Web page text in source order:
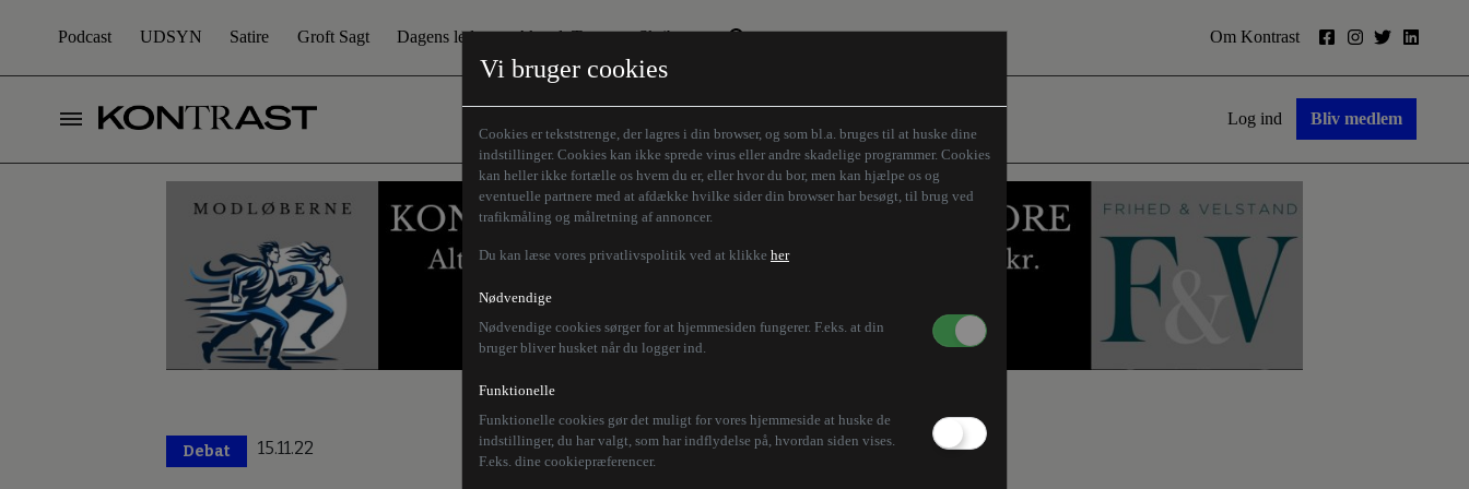
Vi bruger cookies
Cookies er tekststrenge, der lagres i din browser, og som bl.a. bruges til at huske dine
indstillinger. Cookies kan ikke sprede virus eller andre skadelige programmer. Cookies
kan heller ikke fortælle os hvem du er, eller hvor du bor, men kan hjælpe os og
eventuelle partnere med at afdække hvilke sider din browser har besøgt, til brug ved
trafikmåling og målretning af annoncer.
Du kan læse vores privatlivspolitik ved at klikke her
Nødvendige
Nødvendige cookies sørger for at hjemmesiden fungerer. F.eks. at din
bruger bliver husket når du logger ind.
Funktionelle
Funktionelle cookies gør det muligt for vores hjemmeside at huske de
indstillinger, du har valgt, som har indflydelse på, hvordan siden vises.
F.eks. dine cookiepræferencer.
Podcast UDSYN Satire Groft Sagt Dagens leder Aktuelt Tema
Den borgelige brille
Humaniora forfra
Store Danskere
Skribenter
Z-aksen
Om Kontrast
Log ind Bliv medlem
Debat 15.11.22